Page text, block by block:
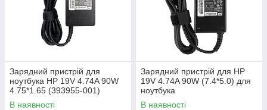
Зарядний пристрій для
ноутбука HP 19V 4.74A 90W
4.75*1.65 (393955-001)
В наявності
Зарядний пристрій для HP
19V 4.74A 90W (7.4*5.0) для
ноутбука
В наявності